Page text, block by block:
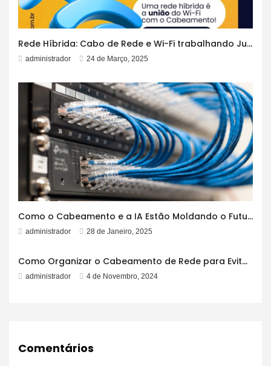
Rede Híbrida: Cabo de Rede e Wi-Fi trabalhando Juntos!
administrador 24 de Março, 2025
Como o Cabeamento e a IA Estão Moldando o Futuro
administrador 28 de Janeiro, 2025
Como Organizar o Cabeamento de Rede para Evitar Emaranhados
administrador 4 de Novembro, 2024
Comentários